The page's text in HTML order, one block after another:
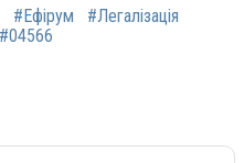
#Ефірум
#Легалізація
#04566